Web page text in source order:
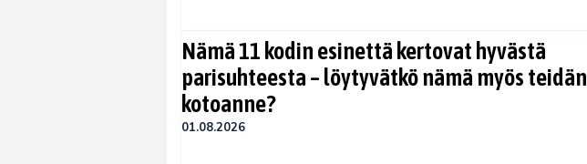
Nämä 11 kodin esinettä kertovat hyvästä
parisuhteesta – löytyvätkö nämä myös teidän
kotoanne?
01.08.2026